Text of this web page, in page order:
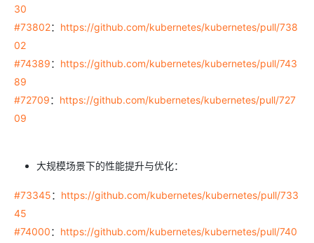
30
#73802： https://github.com/kubernetes/kubernetes/pull/738
02
#74389： https://github.com/kubernetes/kubernetes/pull/743
89
#72709： https://github.com/kubernetes/kubernetes/pull/727
09
大规模场景下的性能提升与优化：
#73345： https://github.com/kubernetes/kubernetes/pull/733
45
#74000： https://github.com/kubernetes/kubernetes/pull/740